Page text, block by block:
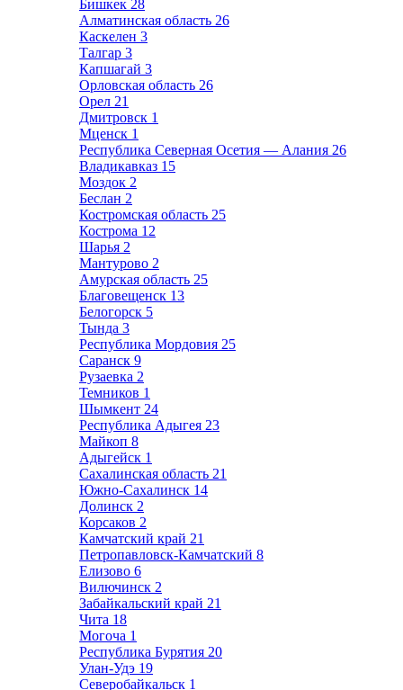
Бишкек 28
Алматинская область 26
Каскелен 3
Талгар 3
Капшагай 3
Орловская область 26
Орел 21
Дмитровск 1
Мценск 1
Республика Северная Осетия — Алания 26
Владикавказ 15
Моздок 2
Беслан 2
Костромская область 25
Кострома 12
Шарья 2
Мантурово 2
Амурская область 25
Благовещенск 13
Белогорск 5
Тында 3
Республика Мордовия 25
Саранск 9
Рузаевка 2
Темников 1
Шымкент 24
Республика Адыгея 23
Майкоп 8
Адыгейск 1
Сахалинская область 21
Южно-Сахалинск 14
Долинск 2
Корсаков 2
Камчатский край 21
Петропавловск-Камчатский 8
Елизово 6
Вилючинск 2
Забайкальский край 21
Чита 18
Могоча 1
Республика Бурятия 20
Улан-Удэ 19
Северобайкальск 1